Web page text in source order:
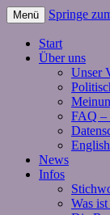
Menü Springe
Start
Über uns
Unser
FAQ –
English
News
Infos
Was